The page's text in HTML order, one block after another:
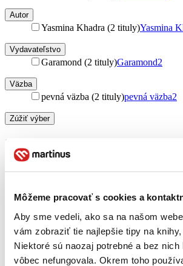
Môžeme pracovať s cookies a
Aby sme vedeli, ako sa na našom
vám zobraziť tie najlepšie tipy na
Niektoré sú naozaj potrebné a bez
vôbec nefungovala. Okrem toho
Autor
Yasmina Khadra (2 tituly)Yasmina
Vydavateľstvo
Garamond (2 tituly)Garamond2
Väzba
pevná väzba (2 tituly)pevná väzba2
Zúžiť výber
Zoradiť
Bestsellery
Top hodnotené
Novinky
Najdrahšie
Najlacnejšie
Najvyššia zľava